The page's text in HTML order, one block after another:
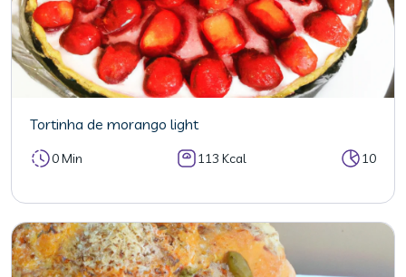
Tortinha de morango light
0 Min 113 Kcal 10